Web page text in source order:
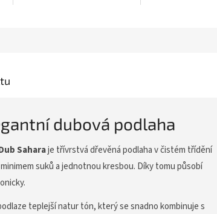
dubová podlaha
Saharaje třívrstvá dřevěná podlaha v čistém třídění
suků a jednotnou kresbou. Díky tomu působí
teplejší natur tón, který se snadno kombinuje s